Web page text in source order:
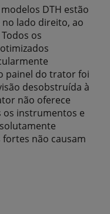
DTH estão
lado direito, ao
os
painel do trator foi
desobstruída à
não oferece
instrumentos e
não causam